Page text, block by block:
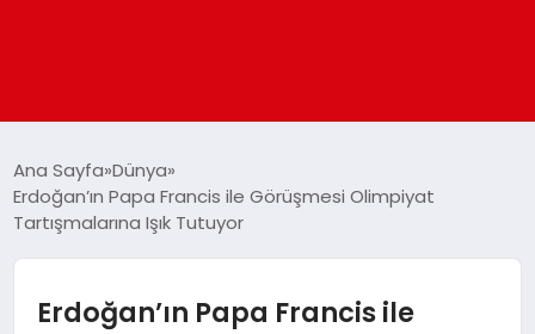
GÜNDEM
DÜNYA
Ana Sayfa Dünya
Erdoğan’ın Papa Francis ile Görüşmesi Olimpiyat
Tartışmalarına Işık Tutuyor
Erdoğan’ın Papa Francis ile